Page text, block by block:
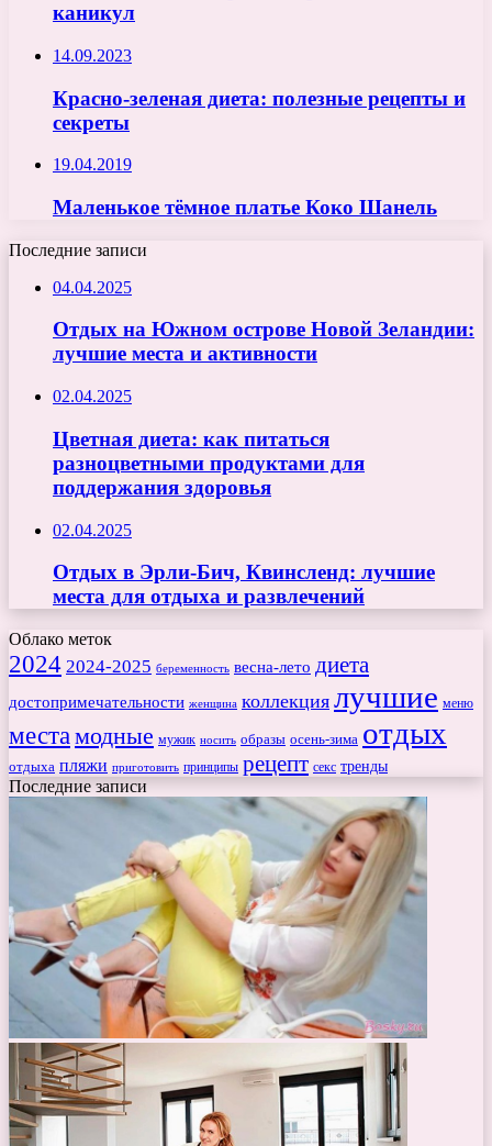
каникул
14.09.2023
Красно-зеленая диета: полезные рецепты и
секреты
19.04.2019
Маленькое тёмное платье Коко Шанель
Последние записи
04.04.2025
Отдых на Южном острове Новой Зеландии:
лучшие места и активности
02.04.2025
Цветная диета: как питаться
разноцветными продуктами для
поддержания здоровья
02.04.2025
Отдых в Эрли-Бич, Квинсленд: лучшие
места для отдыха и развлечений
Облако меток
2024 2024-2025 беременность весна-лето диета
достопримечательности женщина коллекция лучшие меню
места модные мужик носить образы осень-зима отдых
отдыха пляжи приготовить принципы рецепт секс тренды
Последние записи